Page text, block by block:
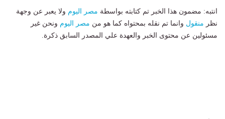
انتبه: مضمون هذا الخبر تم كتابته بواسطة مصر اليوم ولا يعبر عن وجهة
نظر منقول وانما تم نقله بمحتواه كما هو من مصر اليوم ونحن غير
مسئولين عن محتوى الخبر والعهدة علي المصدر السابق ذكرة.